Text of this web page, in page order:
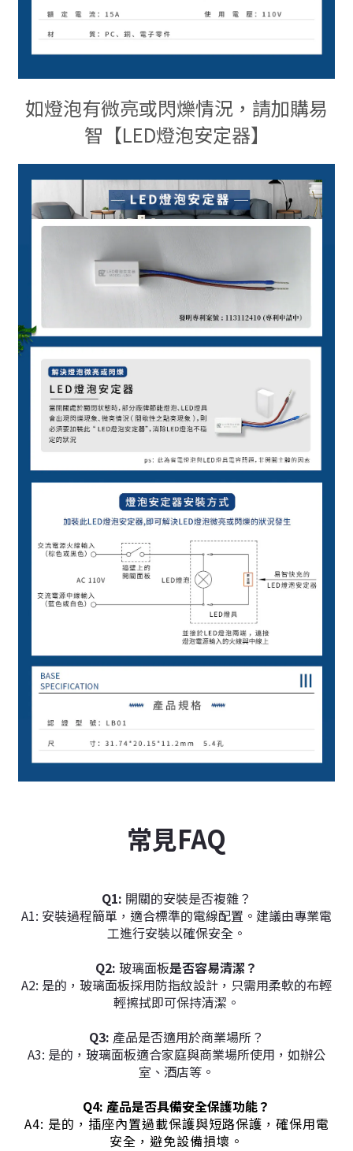
如燈泡有微亮或閃爍情況，請加購易
智【LED燈泡安定器】
常見FAQ
Q1: 開關的安裝是否複雜？
A1: 安裝過程簡單，適合標準的電線配置。建議由專業電
工進行安裝以確保安全。
Q2: 玻璃面板是否容易清潔？
A2: 是的， 玻璃面板採用防指紋設計，只需用柔軟的布輕
輕擦拭即可保持清潔。
Q3: 產品是否適用於商業場所？
A3: 是的， 玻璃面板適合家庭與商業場所使用，如辦公
室、酒店等。
Q4: 產品是否具備安全保護功能？
A4: 是的，插座內置過載保護與短路保護，確保用電
安全，避免設備損壞。